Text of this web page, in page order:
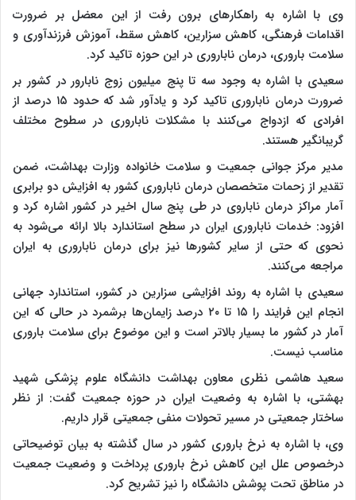
وی با اشاره به راهکارهای برون رفت از این معضل بر ضرورت
اقدامات فرهنگی، کاهش سزارین، کاهش سقط، آموزش فرزندآوری و
سلامت باروری، درمان ناباروری در این حوزه تاکید کرد.
سعیدی با اشاره به وجود سه تا پنج میلیون زوج نابارور در کشور بر
ضرورت درمان ناباروری تاکید کرد و یادآور شد که حدود ۱۵ درصد از
افرادی که ازدواج می‌کنند با مشکلات ناباروری در سطوح مختلف
گریبانگیر هستند.
مدیر مرکز جوانی جمعیت و سلامت خانواده وزارت بهداشت، ضمن
تقدیر از زحمات متخصصان درمان ناباروری کشور به افزایش دو برابری
آمار مراکز درمان ناباروی در طی پنج سال اخیر در کشور اشاره کرد و
افزود: خدمات ناباروری ایران در سطح استاندارد بالا ارائه می‌شود به
نحوی که حتی از سایر کشورها نیز برای درمان ناباروری به ایران
مراجعه می‌کنند.
سعیدی با اشاره به روند افزایشی سزارین در کشور، استاندارد جهانی
انجام این فرایند را ۱۵ تا ۲۰ درصد زایمان‌ها برشمرد در حالی که این
آمار در کشور ما بسیار بالاتر است و این موضوع برای سلامت باروری
مناسب نیست.
سعید هاشمی نظری معاون بهداشت دانشگاه علوم پزشکی شهید
بهشتی، با اشاره به وضعیت ایران در حوزه جمعیت گفت: از نظر
ساختار جمعیتی در مسیر تحولات منفی جمعیتی قرار داریم.
وی، با اشاره به نرخ باروری کشور در سال گذشته به بیان توضیحاتی
درخصوص علل این کاهش نرخ باروری پرداخت و وضعیت جمعیت
در مناطق تحت پوشش دانشگاه را نیز تشریح کرد.